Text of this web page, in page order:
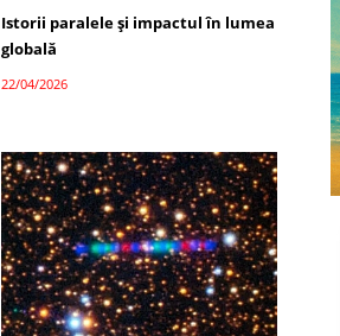
Istorii paralele și impactul în lumea
globală
22/04/2026